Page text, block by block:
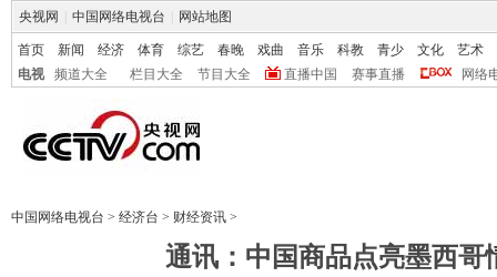
央视网 中国网络电视台 网站地图
首页 新闻 经济 体育 综艺 春晚 戏曲 音乐 科教 青少 文化
艺术
电视
频道大全 栏目大全 节目大全 直播中国 赛事直播 网络
中国网络电视台 > 经济台 > 财经资讯 >
通讯：中国商品点亮墨西哥